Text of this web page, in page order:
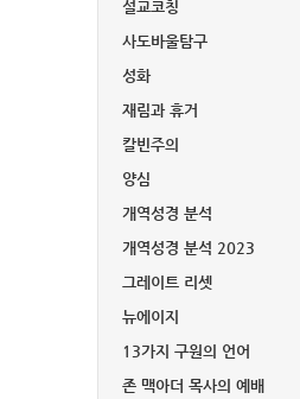
설교코칭
사도바울탐구
성화
재림과 휴거
칼빈주의
양심
개역성경 분석
개역성경 분석 2023
그레이트 리셋
뉴에이지
13가지 구원의 언어
존 맥아더 목사의 예배